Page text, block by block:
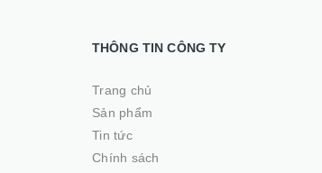
THÔNG TIN CÔNG TY
Trang chủ
Sản phẩm
Tin tức
Chính sách